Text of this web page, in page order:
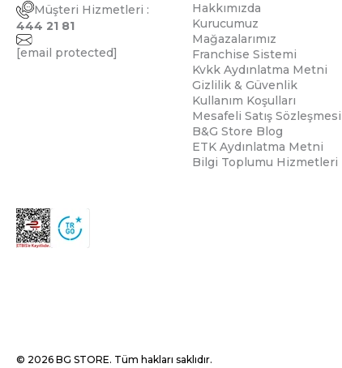
Müşteri Hizmetleri :
444 21 81
[email protected]
Hakkımızda
Kurucumuz
Mağazalarımız
Franchise Sistemi
Kvkk Aydınlatma Metni
Gizlilik & Güvenlik
Kullanım Koşulları
Mesafeli Satış Sözleşmesi
B&G Store Blog
ETK Aydınlatma Metni
Bilgi Toplumu Hizmetleri
© 2026 BG STORE. Tüm hakları saklıdır.